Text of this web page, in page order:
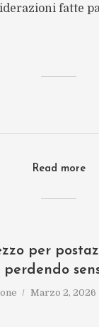
fatte
Read more
per
perdendo
Marzo 2, 2026